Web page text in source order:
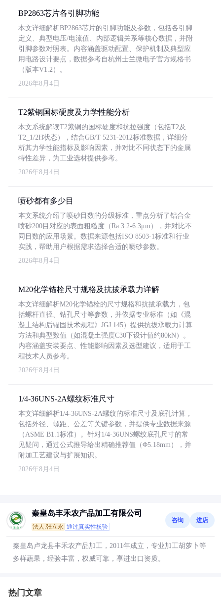
BP2863芯片各引脚功能
本文详细解析BP2863芯片的引脚功能及参数，包括各引脚
定义、典型电压/电流值、内部逻辑关系等核心数据，并附
引脚参数对照表。内容涵盖驱动配置、保护机制及典型应
用电路设计要点，数据参考自杭州士兰微电子官方规格书
（版本V1.2）。
2026年8月4日
T2紫铜国标硬度及力学性能分析
本文系统解读T2紫铜的国标硬度和抗拉强度（包括T2及
T2_1/2H状态），结合GB/T 5231-2012标准数据，详细分
析其力学性能指标及影响因素，并对比不同状态下的金属
特性差异，为工业选材提供参考。
2026年8月4日
喷砂都有多少目
本文系统介绍了喷砂目数的分级标准，重点分析了铝合金
喷砂200目对应的表面粗糙度（Ra 3.2-6.3μm），并对比不
同目数的应用场景。数据来源包括ISO 8503-1标准和行业
实践，帮助用户根据需求选择合适的喷砂参数。
2026年8月4日
M20化学锚栓尺寸规格及抗拔承载力详解
本文详细解析M20化学锚栓的尺寸规格和抗拔承载力，包
括螺杆直径、钻孔尺寸等参数，并依据专业标准（如《混
凝土结构后锚固技术规程》JGJ 145）提供抗拔承载力计算
方法和典型数值（如混凝土强度C30下设计值约80kN）。
内容涵盖安装要点、性能影响因素及选型建议，适用于工
程技术人员参考。
2026年8月4日
1/4-36UNS-2A螺纹标准尺寸
本文详细解析1/4-36UNS-2A螺纹的标准尺寸及底孔计算，
包括外径、螺距、公差等关键参数，并提供专业数据来源
（ASME B1.1标准）。针对1/4-36UNS螺纹底孔尺寸的常
见疑问，通过公式推导给出精确推荐值（Φ5.18mm），并
附加工艺建议与扩展知识。
2026年8月4日
秦皇岛丰禾农产品加工有限公司
法人:张立永 通过真实性核验
咨询 进店
秦皇岛卢龙县丰禾农产品加工，2011年成立，专业加工胡萝卜等
多样蔬果，经验丰富，权威可靠，享进出口资质。
热门文章